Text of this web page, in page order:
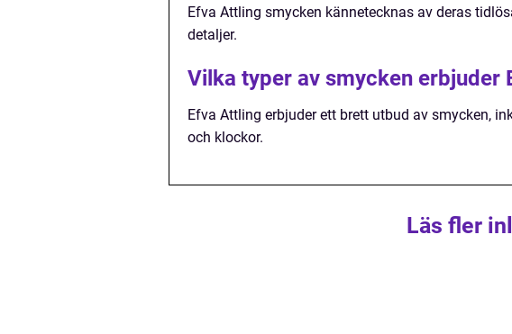
Efva Attling smycken kännetecknas av deras
detaljer.
Vilka typer av smycken erbjuder
Efva Attling erbjuder ett brett utbud av smycken,
och klockor.
Läs fler